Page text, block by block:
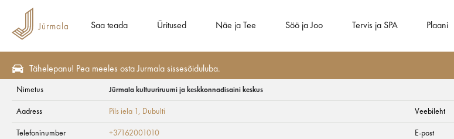
Saa teada Üritused Näe ja Tee Söö ja Joo Tervis ja SPA Plaani
Tähelepanu! Pea meeles osta Jurmala sissesõiduluba.
Jūrmala kultuuriruumi ja
Nimetus Jūrmala kultuuriruumi ja keskkonnadisaini keskus
Aadress Pils iela 1 , Dubulti Veebileht
Telefoninumber +37162001010 E-post